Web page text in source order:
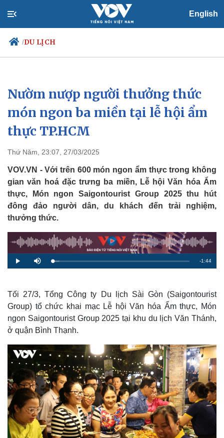
English
/DU LỊCH
Chính trị
Đảng
Tổ chức nhân sự
Quốc hội
Nhận diện sự thật
Xã hội
Tin 24h
Dự báo thời tiết
Nườm nượp người thưởng thức
món ngon ba miền tại lễ hội ẩm
thực TP.HCM
Thứ Năm, 23:07, 27/03/2025
VOV.VN - Với trên 600 món ngon ẩm thực trong không
gian văn hoá đặc trưng ba miền, Lễ hội Văn hóa Ẩm
thực, Món ngon Saigontourist Group 2025 thu hút
đông đảo người dân, du khách đến trải nghiệm,
thưởng thức.
P
l
M
u
L
o
:
5
.
1
%
R
i
i
n
g
-1:44
Tối 27/3, Tổng Công ty Du lịch Sài Gòn (Saigontourist
Group) tổ chức khai mạc Lễ hội Văn hóa Ẩm thực, Món
ngon Saigontourist Group 2025 tại khu du lịch Văn Thánh,
ở quận Bình Thạnh.